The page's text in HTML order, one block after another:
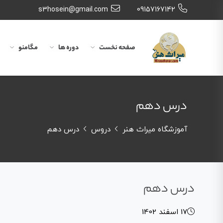
09157167142
s3hosein@gmail.com
صفحه نخست دوره ها مگامنو
درس دهم
آموزشگاه میراث هنر دروس درس دهم
درس دهم
17 اسفند 1402